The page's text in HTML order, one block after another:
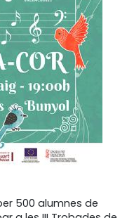
500 alumnes de